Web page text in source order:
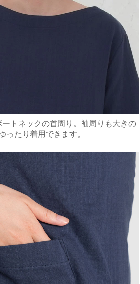
トネックの首周り。袖周りも大きの
ったり着用できます。